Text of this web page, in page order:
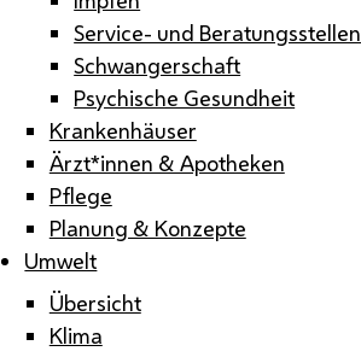
Service- und Beratungsstellen
Schwangerschaft
Psychische Gesundheit
Krankenhäuser
Ärzt*innen & Apotheken
Pflege
Planung & Konzepte
Umwelt
Übersicht
Klima